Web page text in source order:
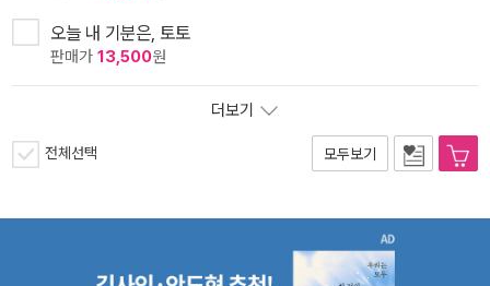
오늘 내 기분은, 토토
판매가 13,500원
더보기
전체선택 모두보기